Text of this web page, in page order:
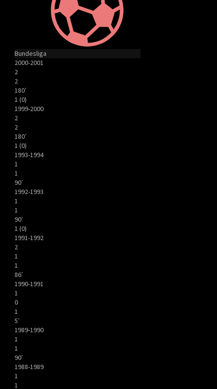
Bundesliga
2000-2001
2
2
180′
1 (0)
1999-2000
2
2
180′
1 (0)
1993-1994
1
1
90′
1992-1993
1
1
90′
1 (0)
1991-1992
2
1
1
86′
1990-1991
1
0
1
5′
1989-1990
1
1
90′
1988-1989
1
1